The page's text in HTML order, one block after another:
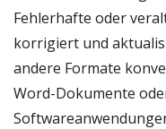
Fehlerhafte oder
korrigiert und
andere Formate
Word-Dokumente